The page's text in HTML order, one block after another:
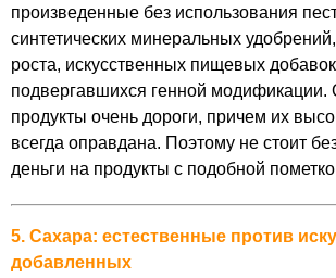
произведенные без использования
синтетических минеральных
роста, искусственных пищевых
подвергавшихся генной модификации.
продукты очень дороги, причем их
всегда оправдана. Поэтому не стоит
деньги на продукты с подобной
5. Сахара: естественные против
добавленных